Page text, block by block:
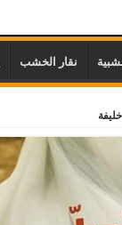
نقار الخشب